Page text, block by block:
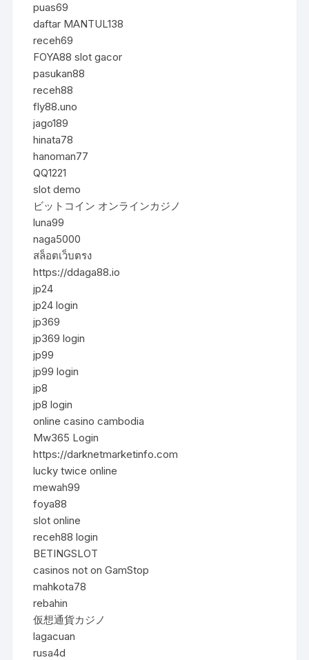
puas69
daftar MANTUL138
receh69
FOYA88 slot gacor
pasukan88
receh88
fly88.uno
jago189
hinata78
hanoman77
QQ1221
slot demo
ビットコイン オンラインカジノ
luna99
naga5000
สล็อตเว็บตรง
https://ddaga88.io
jp24
jp24 login
jp369
jp369 login
jp99
jp99 login
jp8
jp8 login
online casino cambodia
Mw365 Login
https://darknetmarketinfo.com
lucky twice online
mewah99
foya88
slot online
receh88 login
BETINGSLOT
casinos not on GamStop
mahkota78
rebahin
仮想通貨カジノ
lagacuan
rusa4d